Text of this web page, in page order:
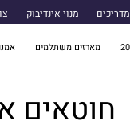
מדריכים מנוי אינדיבוק
מארזים משתלמים
חוטאים